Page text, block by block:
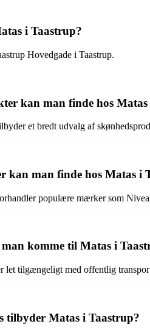
i Taastrup?
Hovedgade i Taastrup.
kan man finde hos Matas
et bredt udvalg af
kan man finde hos Matas i
populære mærker som
komme til Matas i
let tilgængeligt med offentlig
tilbyder Matas i Taastrup?